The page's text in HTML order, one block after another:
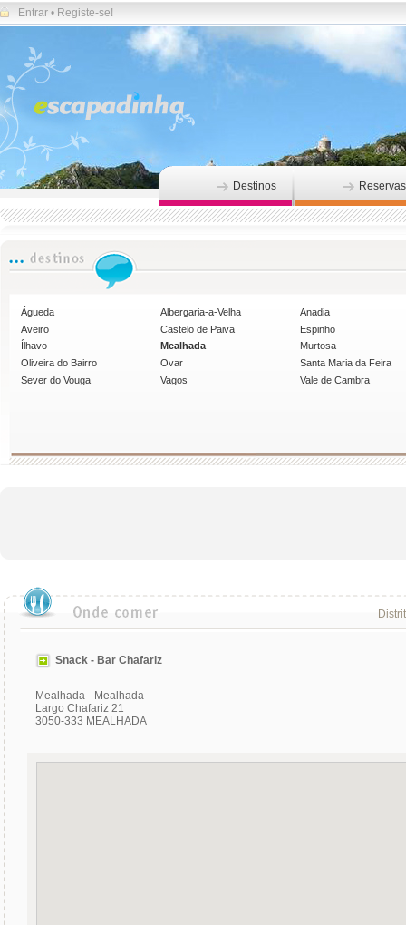
Entrar • Registe-se!
Destinos Reservas
Águeda Albergaria-a-Velha
Anadia
Aveiro
Castelo de Paiva
Espinho
Ílhavo
Mealhada
Murtosa
Oliveira do Bairro
Ovar
Santa Maria da Feira
Sever do Vouga
Vagos Vale de Cambra
Snack - Bar Chafariz
Mealhada - Mealhada
Largo Chafariz 21
3050-333 MEALHADA